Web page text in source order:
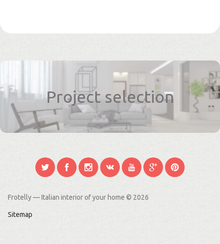
Project selection
Frotelly — Italian interior of your home © 2026
Sitemap